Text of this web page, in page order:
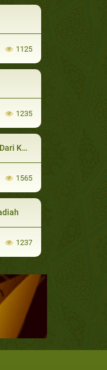
1125
1235
1565
1237